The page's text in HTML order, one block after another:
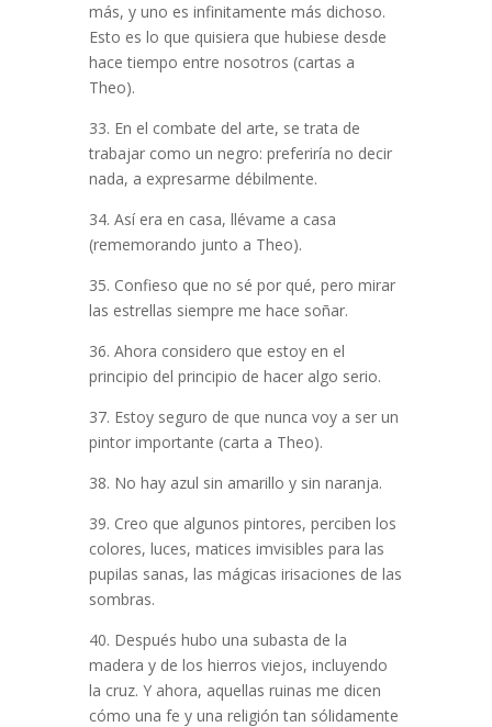
más, y uno es infinitamente más dichoso.
Esto es lo que quisiera que hubiese desde
hace tiempo entre nosotros (cartas a
Theo).
33. En el combate del arte, se trata de
trabajar como un negro: preferiría no decir
nada, a expresarme débilmente.
34. Así era en casa, llévame a casa
(rememorando junto a Theo).
35. Confieso que no sé por qué, pero mirar
las estrellas siempre me hace soñar.
36. Ahora considero que estoy en el
principio del principio de hacer algo serio.
37. Estoy seguro de que nunca voy a ser un
pintor importante (carta a Theo).
38. No hay azul sin amarillo y sin naranja.
39. Creo que algunos pintores, perciben los
colores, luces, matices imvisibles para las
pupilas sanas, las mágicas irisaciones de las
sombras.
40. Después hubo una subasta de la
madera y de los hierros viejos, incluyendo
la cruz. Y ahora, aquellas ruinas me dicen
cómo una fe y una religión tan sólidamente